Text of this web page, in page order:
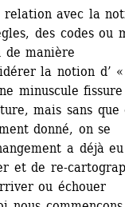
relation avec la
des codes ou
de manière
la notion d’ «
minuscule
mais sans que
donné, on se
a déjà
et de re-
ou échouer